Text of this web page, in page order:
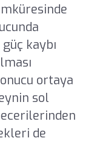
kaybı
ortaya
sol
de